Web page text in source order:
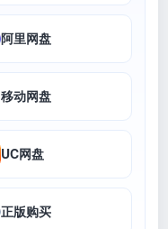
阿里网盘
移动网盘
UC网盘
正版购买